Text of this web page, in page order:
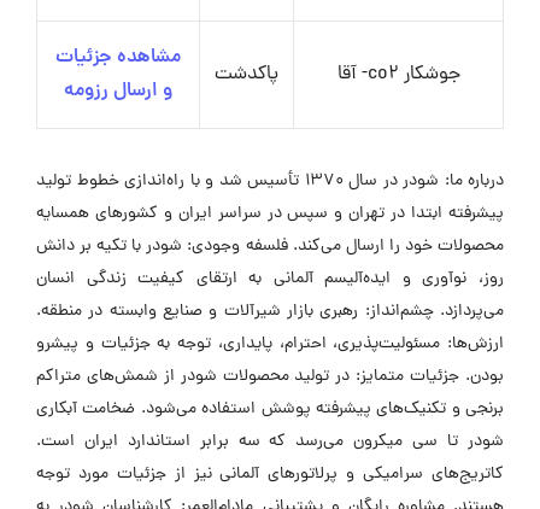
جوشکار co2- آقا پاکدشت
مشاهده جزئیات
و ارسال رزومه
درباره ما: شودر در سال 1370 تأسیس شد و با راه‌اندازی خطوط تولید
پیشرفته ابتدا در تهران و سپس در سراسر ایران و کشورهای همسایه
محصولات خود را ارسال می‌کند. فلسفه وجودی: شودر با تکیه بر دانش
روز، نوآوری و ایده‌آلیسم آلمانی به ارتقای کیفیت زندگی انسان
می‌پردازد. چشم‌انداز: رهبری بازار شیرآلات و صنایع وابسته در منطقه.
ارزش‌ها: مسئولیت‌پذیری، احترام، پایداری، توجه به جزئیات و پیشرو
بودن. جزئیات متمایز: در تولید محصولات شودر از شمش‌های متراکم
برنجی و تکنیک‌های پیشرفته پوشش استفاده می‌شود. ضخامت آبکاری
شودر تا سی میکرون می‌رسد که سه برابر استاندارد ایران است.
کاتریج‌های سرامیکی و پرلاتورهای آلمانی نیز از جزئیات مورد توجه